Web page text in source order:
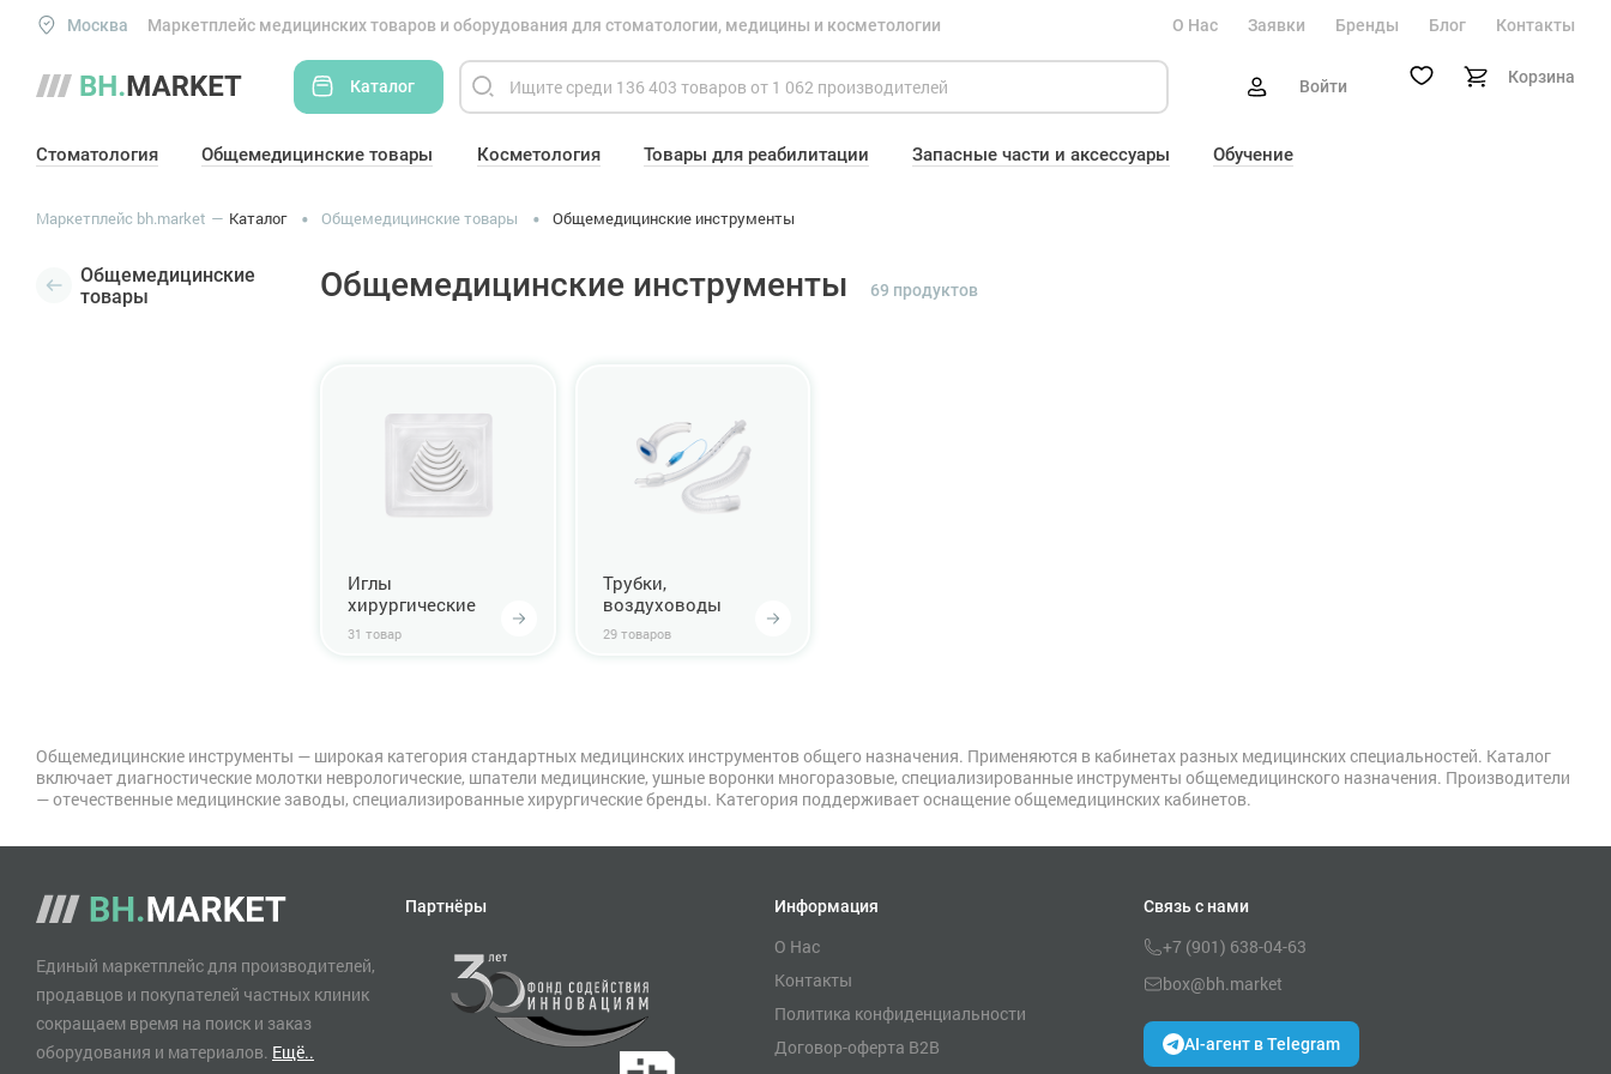
Москва Маркетплейс медицинских товаров и оборудования для стоматологии, медицины и косметологии О Нас Заявки Бренды Блог Контакты
Каталог Войти Корзина
Стоматология Общемедицинские товары Косметология Товары для реабилитации Запасные части и аксессуары Обучение
Маркетплейс bh.market Каталог Общемедицинские товары Общемедицинские инструменты
Общемедицинские
товары
Общемедицинские инструменты 69 продуктов
31 товар
Иглы
хирургические
29 товаров
Трубки,
воздуховоды
Общемедицинские инструменты — широкая категория стандартных медицинских инструментов общего назначения. Применяются в кабинетах разных медицинских специальностей. Каталог
включает диагностические молотки неврологические, шпатели медицинские, ушные воронки многоразовые, специализированные инструменты общемедицинского назначения. Производители
— отечественные медицинские заводы, специализированные хирургические бренды. Категория поддерживает оснащение общемедицинских кабинетов.
Единый маркетплейс для производителей,
продавцов и покупателей частных клиник
сокращаем время на поиск и заказ
оборудования и материалов. Ещё..
Партнёры Информация
О Нас
Контакты
Политика конфиденциальности
Договор-оферта B2B
Связь с нами
+7 (901) 638-04-63
box@bh.market
AI-агент в Telegram